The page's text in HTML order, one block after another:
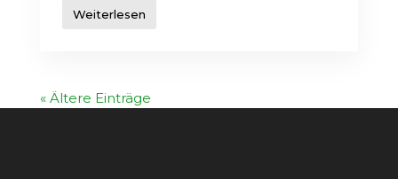
Weiterlesen
« Ältere Einträge